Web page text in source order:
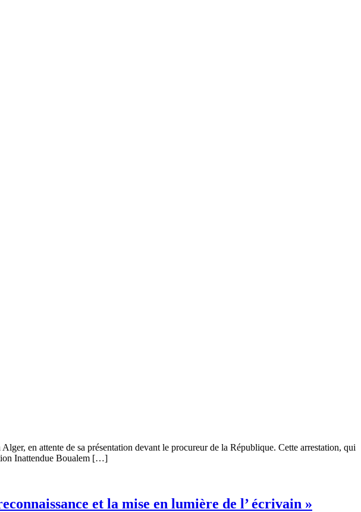
en attente de sa présentation devant le procureur de la République. Cette arrestation, qui
Inattendue Boualem […]
et la mise en lumière de l’ écrivain »